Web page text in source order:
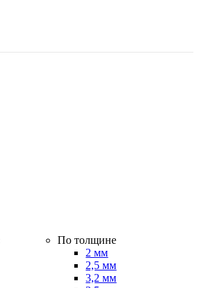
По толщине
2 мм
2,5 мм
3,2 мм